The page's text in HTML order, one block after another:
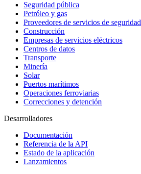
Seguridad pública
Petróleo y gas
Proveedores de servicios de seguridad
Construcción
Empresas de servicios eléctricos
Centros de datos
Transporte
Minería
Solar
Puertos marítimos
Operaciones ferroviarias
Correcciones y detención
Desarrolladores
Documentación
Referencia de la API
Estado de la aplicación
Lanzamientos